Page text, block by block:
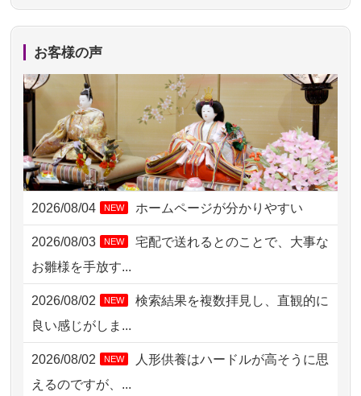
2026/08/05 15:07 東京都の方からお申込み
2026/08/05 11:33
2026/08/04 17:34 西亀有の方からお申込み
2026/08/04 15:40 千葉県の方からお申込み
2026/08/04 14:04 東京都の方からお申込み
2026/08/04 00:38 中野区の方からお申込み
2026/08/03 21:17 愛知県の方からお申込み
2026/08/02 18:47 虎ノ門の方からお申込み
2026/08/02 09:15 神奈川の方からお申込み
2026/08/02 06:46
お客様の声
2026/08/04 NEW ホームページが分かりやすい
2026/08/03 NEW
宅配で送れるとのことで、大事な
お雛様を手放す...
2026/08/02 NEW
検索結果を複数拝見し、直観的に
良い感じがしま...
2026/08/02 NEW
人形供養はハードルが高そうに思
えるのですが、...